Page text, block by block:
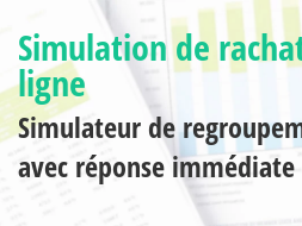
Simulation de
ligne
Simulateur de
avec réponse immédiate